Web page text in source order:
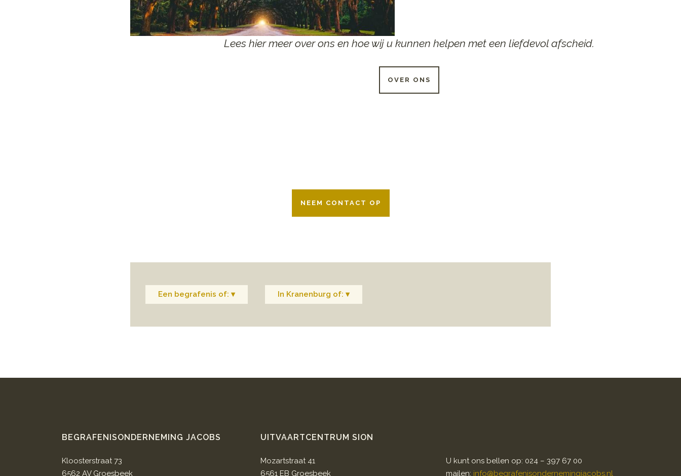
Lees hier meer over ons en hoe wij u kunnen helpen met een liefdevol afscheid.
OVER ONS
NEEM CONTACT OP
Een begrafenis of: ▾ In Kranenburg of: ▾
BEGRAFENISONDERNEMING JACOBS
Kloosterstraat 73
6562 AV Groesbeek
UITVAARTCENTRUM SION
Mozartstraat 41
6561 EB Groesbeek
U kunt ons bellen op: 024 – 397 67 00
mailen: info@begrafenisondernemingjacobs.nl